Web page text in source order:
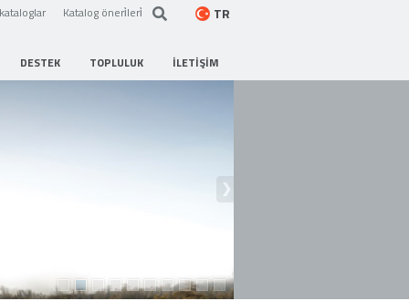
Katalog öneri̇leri̇ TR
DESTEK TOPLULUK İLETIŞIM